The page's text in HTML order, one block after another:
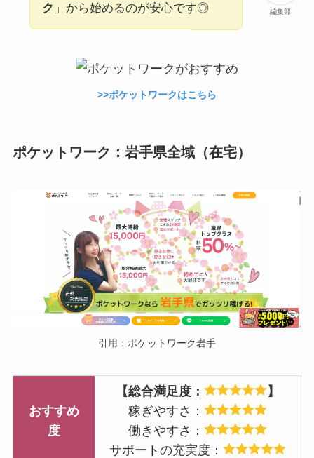
編集部
ク 」から始めるのが安心です◎
>>ポケットワークはこちら
ポケットワーク：岩手県全域（在宅）
引用： ポケットワーク岩手
おすすめ
度
【総合満足度：
】
稼ぎやすさ：
働きやすさ：
サポートの充実度：